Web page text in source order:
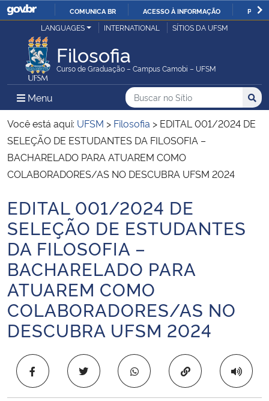
IR
COMUNICA BR ACESSO À INFORMAÇÃO
Ministério da Justiça e Segurança Pública
Ministério da Defesa
Ministério das Relações Exteriores
Ministério da Economia
Ministério da Agricultura, Pecuária e Abastecimento
Ministério da Educação
Ministério da Cidadania
Ministério da Saúde
Ministério da Ciência, Tecnologia, Inovações e Comunicações
LANGUAGES INTERNATIONAL SÍTIOS DA UFSM
Filosofia
Curso de Graduação – Campus Camobi – UFSM
Menu Menu Principal do Sítio
Busca
Buscar no no Sítio
Busca:
Você está aqui: UFSM > Filosofia > EDITAL 001/2024 DE
SELEÇÃO DE ESTUDANTES DA FILOSOFIA –
BACHARELADO PARA ATUAREM COMO
COLABORADORES/AS NO DESCUBRA UFSM 2024
Início do conteúdo
EDITAL 001/2024 DE
SELEÇÃO DE ESTUDANTES
DA FILOSOFIA –
BACHARELADO PARA
ATUAREM COMO
COLABORADORES/AS NO
DESCUBRA UFSM 2024
Copiar para área